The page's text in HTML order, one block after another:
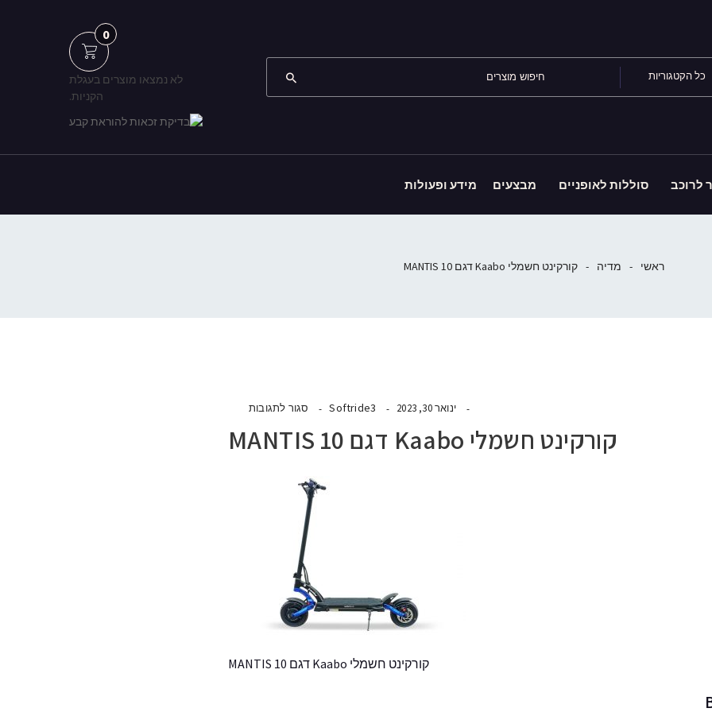
כל הקטגוריות
0
לא נמצאו מוצרים בעגלת
הקניות.
לרוכב סוללות לאופניים מבצעים מידע ופעולות
ראשי - מדיה - קורקינט חשמלי Kaabo דגם MANTIS 10
ינואר 30, 2023 Softride3 סגור לתגובות
קורקינט חשמלי Kaabo דגם MANTIS 10
קורקינט חשמלי Kaabo דגם MANTIS 10